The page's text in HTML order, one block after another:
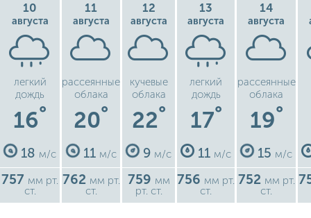
10
августа
легкий
дождь
16°
18 м/с
757 мм рт.
ст.
11
августа
рассеянные
облака
20°
11 м/с
762 мм рт.
ст.
12
августа
кучевые
облака
22°
9 м/с
759 мм
рт. ст.
13
августа
легкий
дождь
17°
11 м/с
756 мм рт.
ст.
14
августа
рассеянные
облака
19°
15 м/с
752 мм рт.
ст.